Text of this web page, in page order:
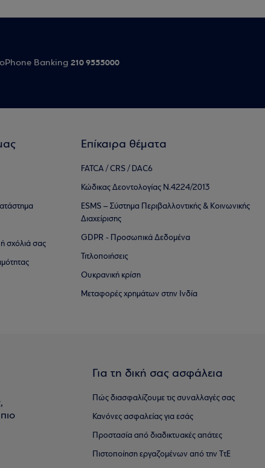
Banking 210 9555000
σχόλιά σας
Επίκαιρα θέματα
FATCA / CRS / DAC6
Κώδικας Δεοντολογίας Ν.4224/2013
ESMS – Σύστημα Περιβαλλοντικής & Κοινωνικής
Διαχείρισης
GDPR - Προσωπικά Δεδομένα
Τιτλοποιήσεις
Ουκρανική κρίση
Μεταφορές χρημάτων στην Ινδία
Για τη δική σας ασφάλεια
Πώς διασφαλίζουμε τις συναλλαγές σας
Κανόνες ασφαλείας για εσάς
Προστασία από διαδικτυακές απάτες
Πιστοποίηση εργαζομένων από την ΤτΕ